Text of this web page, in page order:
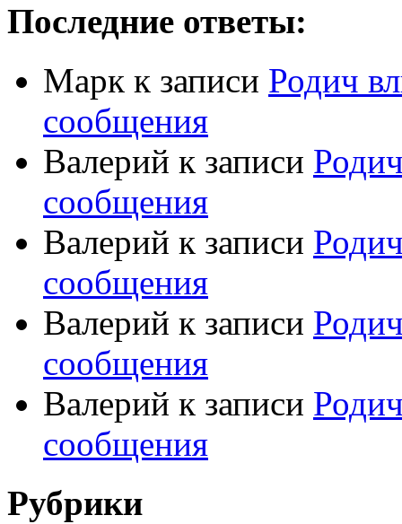
Последние ответы:
Марк к записи Родич
сообщения
Валерий к записи
сообщения
Валерий к записи
сообщения
Валерий к записи
сообщения
Валерий к записи
сообщения
Рубрики